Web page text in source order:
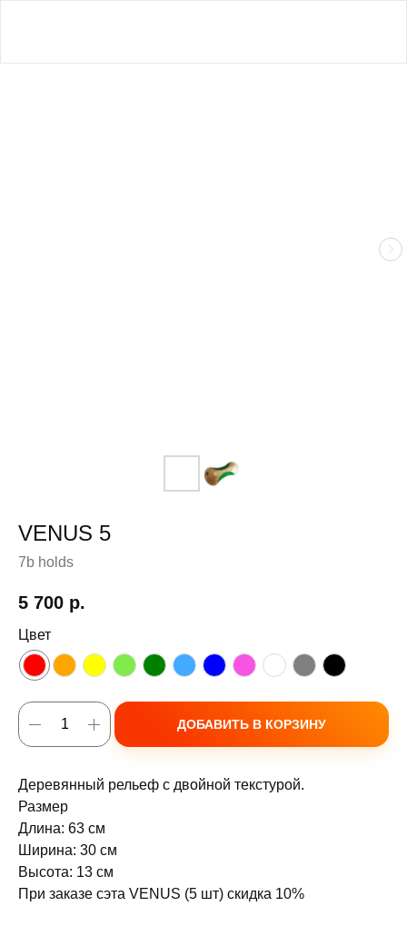
VENUS 5
7b holds
5 700 р.
Цвет
ДОБАВИТЬ В КОРЗИНУ
Деревянный рельеф с двойной текстурой.
Размер
Длина: 63 см
Ширина: 30 см
Высота: 13 см
При заказе сэта VENUS (5 шт) скидка 10%